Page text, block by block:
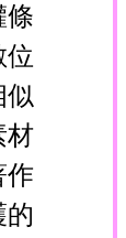
條
位
似
材
作
的